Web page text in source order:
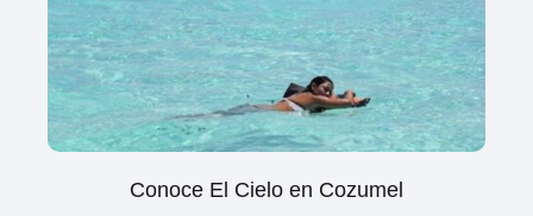
Conoce El Cielo en Cozumel